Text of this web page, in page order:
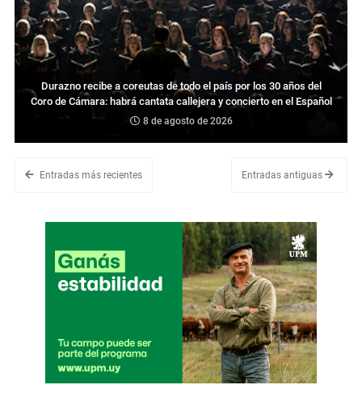
Durazno recibe a coreutas de todo el país por los 30 años del
Coro de Cámara: habrá cantata callejera y concierto en el Español
8 de agosto de 2026
Entradas más recientes Entradas antiguas